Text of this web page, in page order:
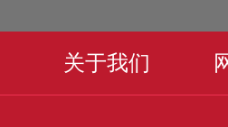
关于我们